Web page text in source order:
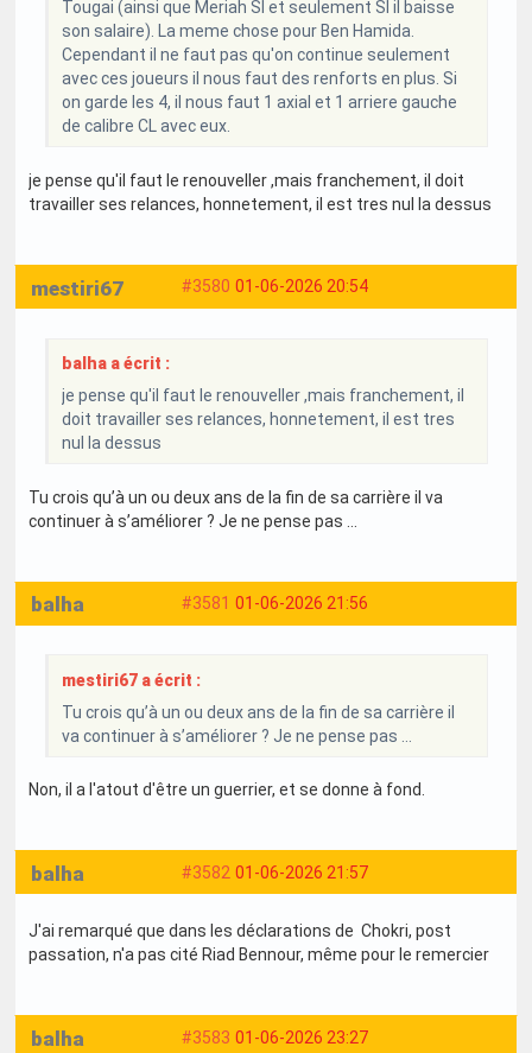
Tougai (ainsi que Meriah SI et seulement SI il baisse
son salaire). La meme chose pour Ben Hamida.
Cependant il ne faut pas qu'on continue seulement
avec ces joueurs il nous faut des renforts en plus. Si
on garde les 4, il nous faut 1 axial et 1 arriere gauche
de calibre CL avec eux.
je pense qu'il faut le renouveller ,mais franchement, il doit
travailler ses relances, honnetement, il est tres nul la dessus
#3580 01-06-2026 20:54
mestiri67
balha a écrit :
je pense qu'il faut le renouveller ,mais franchement, il
doit travailler ses relances, honnetement, il est tres
nul la dessus
Tu crois qu’à un ou deux ans de la fin de sa carrière il va
continuer à s’améliorer ? Je ne pense pas …
#3581 01-06-2026 21:56
balha
mestiri67 a écrit :
Tu crois qu’à un ou deux ans de la fin de sa carrière il
va continuer à s’améliorer ? Je ne pense pas …
Non, il a l'atout d'être un guerrier, et se donne à fond.
#3582 01-06-2026 21:57
balha
J'ai remarqué que dans les déclarations de Chokri, post
passation, n'a pas cité Riad Bennour, même pour le remercier
#3583 01-06-2026 23:27
balha